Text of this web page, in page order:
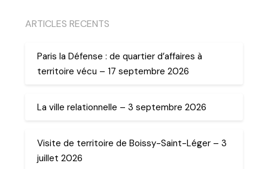
ARTICLES RECENTS
Paris la Défense : de quartier d’affaires à
territoire vécu – 17 septembre 2026
La ville relationnelle – 3 septembre 2026
Visite de territoire de Boissy-Saint-Léger – 3
juillet 2026